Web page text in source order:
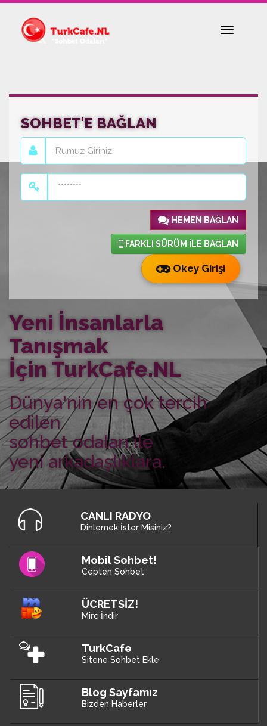
Toggle
SOHBET'E BAĞLAN
HEMEN BAĞLAN
FARKLI SÜRÜM İLE BAĞLAN
Okey Girişi
Yeni İnsanlarla
Tanışmak
İçin TurkCafe.NL
Dünya'nin en çok tercih
edilen
sohbet odaları ile
yeni arkadaşlıklara.
CANLI RADYO
Dinlemek İster Misiniz?
Mobil Sohbet!
Cepten Sohbet
ÜCRETSİZ!
Mirc İndir
TurkCafe
Sitene Sohbet Ekle
Blog Sayfamız
Bizden Haberler